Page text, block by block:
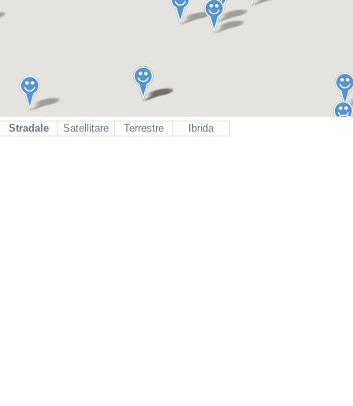
Stradale Satellitare Terrestre Ibrida